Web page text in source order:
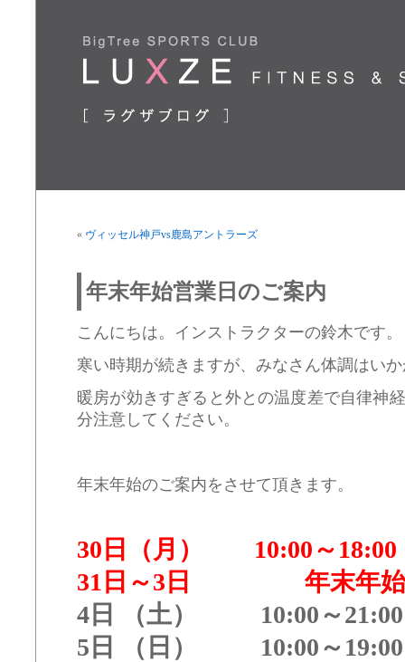
« ヴィッセル神戸vs鹿島アントラーズ
年末年始営業日のご案内
こんにちは。インストラクターの鈴木です。
寒い時期が続きますが、みなさん体調はい
暖房が効きすぎると外との温度差で自律神
分注意してください。
年末年始のご案内をさせて頂きます。
30日（月） 10:00～
31日～3日 年末年始
4日 （土） 10:00～
5日 （日） 10:00～